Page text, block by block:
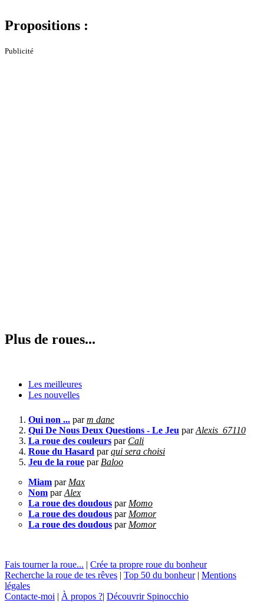
Propositions :
Publicité
Plus de roues...
Les meilleures
Les nouvelles
Oui non ... parm dane
Qui De Nous Deux Questions - Le Jeu parAlexis_67110
La roue des couleurs par Cali
Roue du Hasard parqui sera choisi
Jeu de la roue par Baloo
Miam par Max
Nom parAlex
La roue des doudous par Momo
La roue des doudous par Momor
La roue des doudous par Momor
Fais tourner la roue... | Crée ta propre roue du bonheur
Recherche la roue de tes rêves | Top 50 du bonheur| Mentions
légales
Contacte-moi | À propos ?| Découvrir Spinocchio